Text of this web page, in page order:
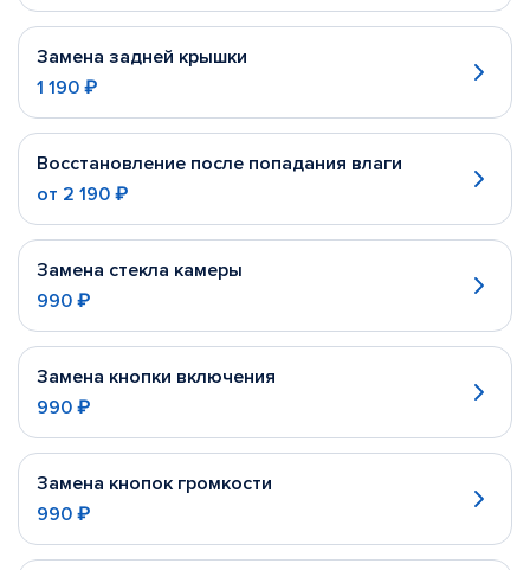
Замена задней крышки
1 190 ₽
Восстановление после попадания влаги
от 2 190 ₽
Замена стекла камеры
990 ₽
Замена кнопки включения
990 ₽
Замена кнопок громкости
990 ₽